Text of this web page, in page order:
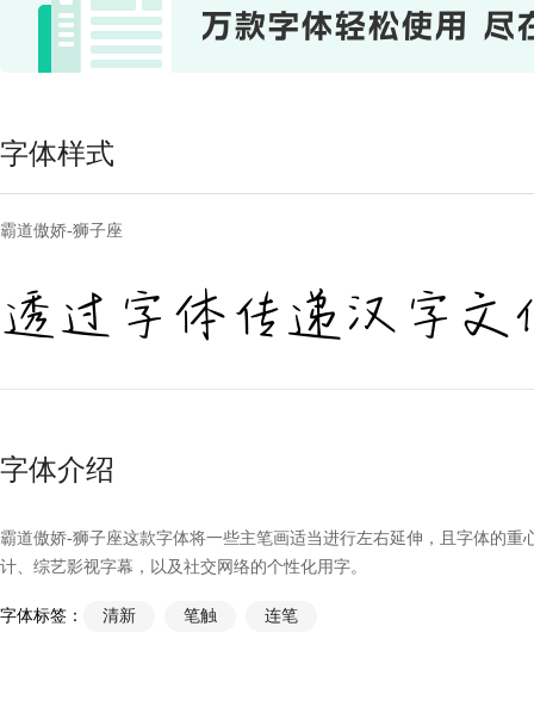
字体样式
霸道傲娇-狮子座
透过字体传递汉字文
字体介绍
霸道傲娇-狮子座这款字体将一些主笔画适当进行左右延伸，且字体的
计、综艺影视字幕，以及社交网络的个性化用字。
字体标签： 清新 笔触 连笔